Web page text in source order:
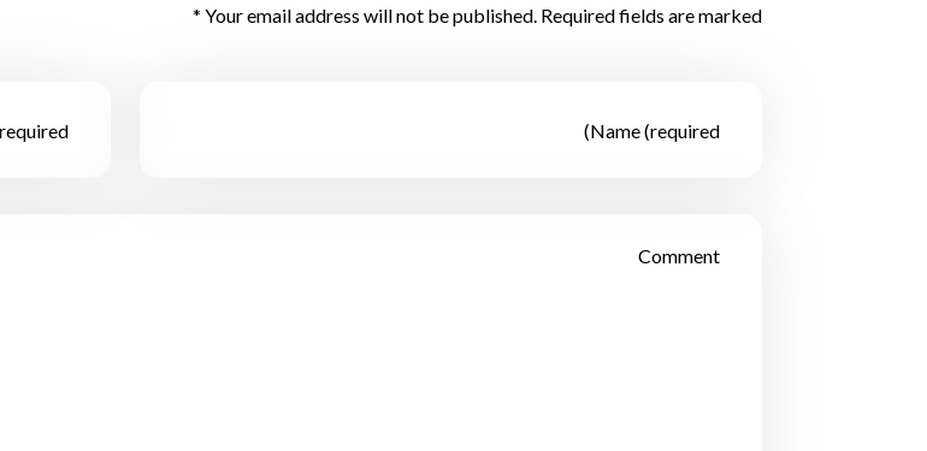
Your email address will not be published. Required fields are marked *